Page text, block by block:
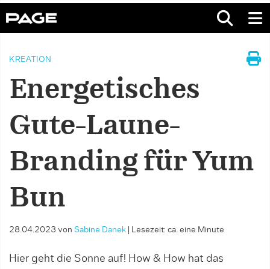
KREATION
Energetisches
Gute-Laune-
Branding für Yum
Bun
28.04.2023 von Sabine Danek Lesezeit: ca. eine Minute
Hier geht die Sonne auf! How & How hat das